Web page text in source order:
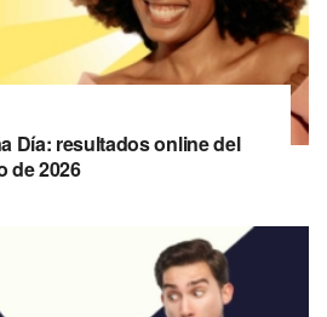
Día: resultados online del
de 2026